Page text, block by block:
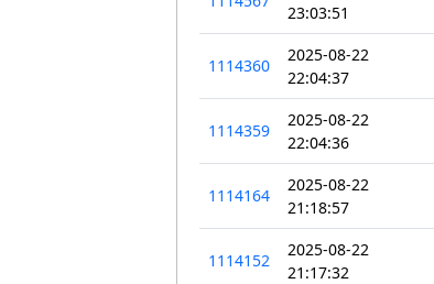
23:03:51
1114360
2025-08-22
22:04:37
1114359
2025-08-22
22:04:36
1114164
2025-08-22
21:18:57
1114152
2025-08-22
21:17:32